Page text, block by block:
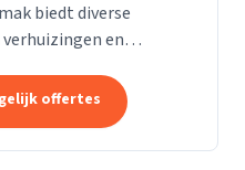
biedt diverse
en
Wij zijn het
offertes